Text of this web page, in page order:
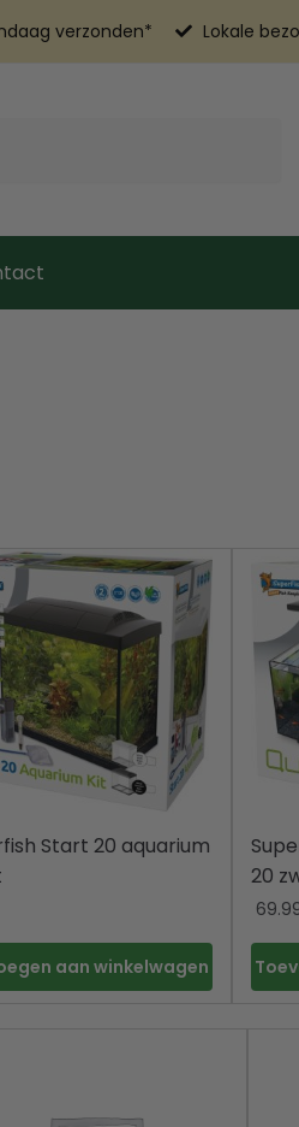
verzonden* Lokale
Start 20 aquarium
aan winkelwagen
20